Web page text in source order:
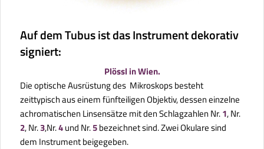
Auf dem Tubus ist das Instrument dekorativ
signiert:
Plössl in Wien.
Die optische Ausrüstung des Mikroskops besteht
zeittypisch aus einem fünfteiligen Objektiv, dessen einzelne
achromatischen Linsensätze mit den Schlagzahlen Nr.1, Nr.
2, Nr.3,Nr.4und Nr.5bezeichnet sind. Zwei Okulare sind
dem Instrument beigegeben.